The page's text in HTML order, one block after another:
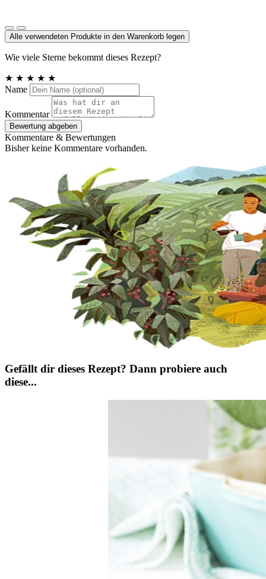
Alle verwendeten Produkte in den Warenkorb legen
Wie viele Sterne bekommt dieses Rezept?
★ ★ ★ ★ ★
Name
Kommentar
Bewertung abgeben
Kommentare & Bewertungen
Bisher keine Kommentare vorhanden.
Gefällt dir dieses Rezept? Dann probiere auch
diese...